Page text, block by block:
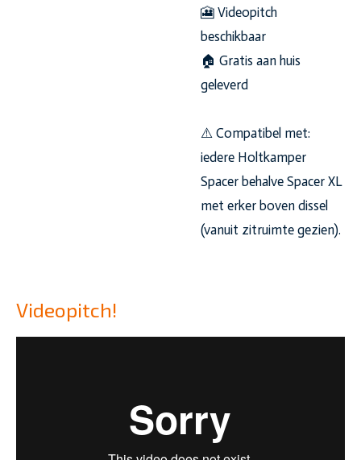
🎦 Videopitch
beschikbaar
🏠 Gratis aan huis
geleverd
⚠️ Compatibel met:
iedere Holtkamper
Spacer behalve Spacer XL
met erker boven dissel
(vanuit zitruimte gezien).
Videopitch!